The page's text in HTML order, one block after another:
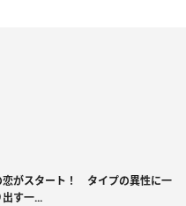
恋がスタート！ タイプの異性に一
す一...